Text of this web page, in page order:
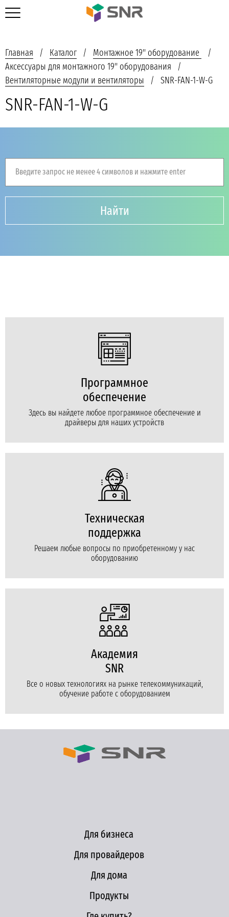
Главная Каталог
Монтажное 19'' оборудование
Аксессуары для монтажного 19'' оборудования
Вентиляторные модули и вентиляторы
SNR-FAN-1-W-G
SNR-FAN-1-W-G
Введите запрос не менее 4 символов и нажмите enter
Найти
Программное
обеспечение
Здесь вы найдете любое программное обеспечение и
драйверы для наших устройств
Техническая
поддержка
Решаем любые вопросы по приобретенному у нас
оборудованию
Академия
SNR
Все о новых технологиях на рынке телекоммуникаций,
обучение работе с оборудованием
Для бизнеса
Для провайдеров
Для дома
Продукты